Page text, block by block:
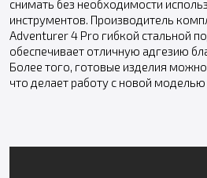
снимать без необходимости
инструментов. Производитель
Adventurer 4 Pro гибкой стальной
обеспечивает отличную адгезию
Более того, готовые изделия можно
что делает работу с новой